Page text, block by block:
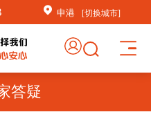
申港 [切换城市]
答疑